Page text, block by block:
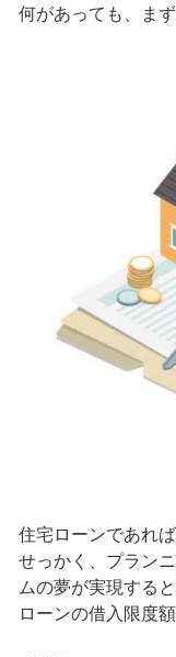
何があっても、まず
住宅ローンであれ
せっかく、プラン
ムの夢が実現する
ローンの借入限度